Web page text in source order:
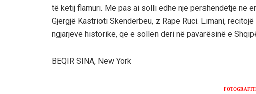
të këtij flamuri. Më pas ai solli edhe një përshëndetje në
Gjergjë Kastrioti Skëndërbeu, z Rape Ruci. Limani,
ngjarjeve historike, që e sollën deri në pavarësinë e
BEQIR SINA, New York